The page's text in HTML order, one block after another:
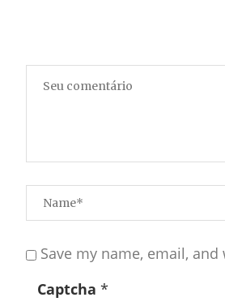
Save my name, email,
Captcha *